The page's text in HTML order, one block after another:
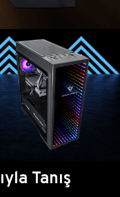
Tanış